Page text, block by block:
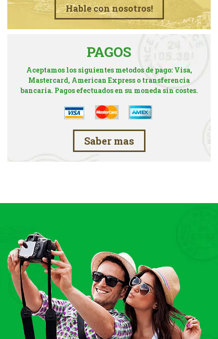
Hable con nosotros!
PAGOS
Aceptamos los siguientes metodos de pago: Visa,
Mastercard, American Express o transferencia
bancaria. Pagos efectuados en su moneda sin costes.
Saber mas